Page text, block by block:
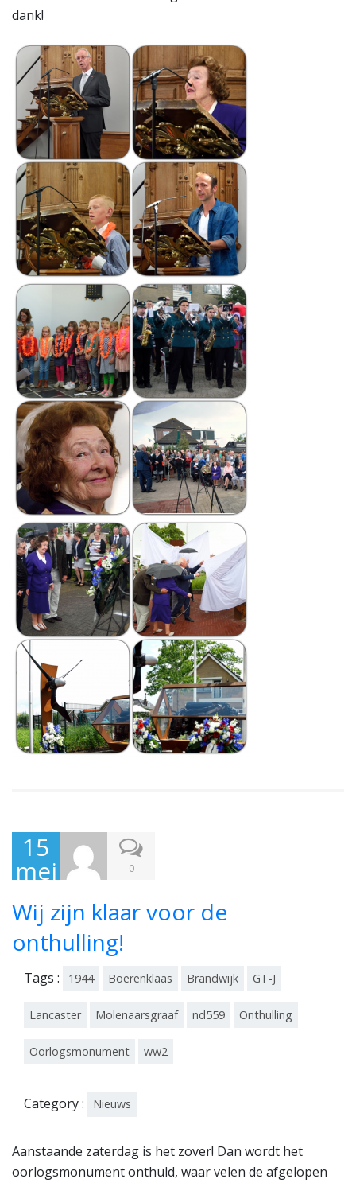
dank!
15
mei
7
0
Wij zijn klaar voor de
onthulling!
Tags : 1944 Boerenklaas Brandwijk GT-J
Lancaster Molenaarsgraaf nd559 Onthulling
Oorlogsmonument ww2
Category : Nieuws
Aanstaande zaterdag is het zover! Dan wordt het
oorlogsmonument onthuld, waar velen de afgelopen